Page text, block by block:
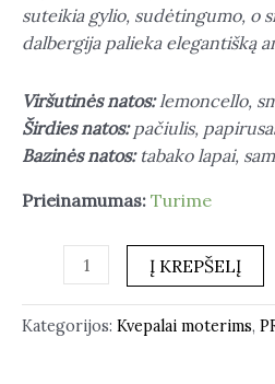
suteikia gylio, sudėtingumo, o
dalbergija palieka elegantišką
Viršutinės natos:lemoncello,
Širdies natos:pačiulis,
Bazinės natos:tabako lapai,
Prieinamumas: Turime
Į KREPŠELĮ
Kategorijos: Kvepalai moterims,